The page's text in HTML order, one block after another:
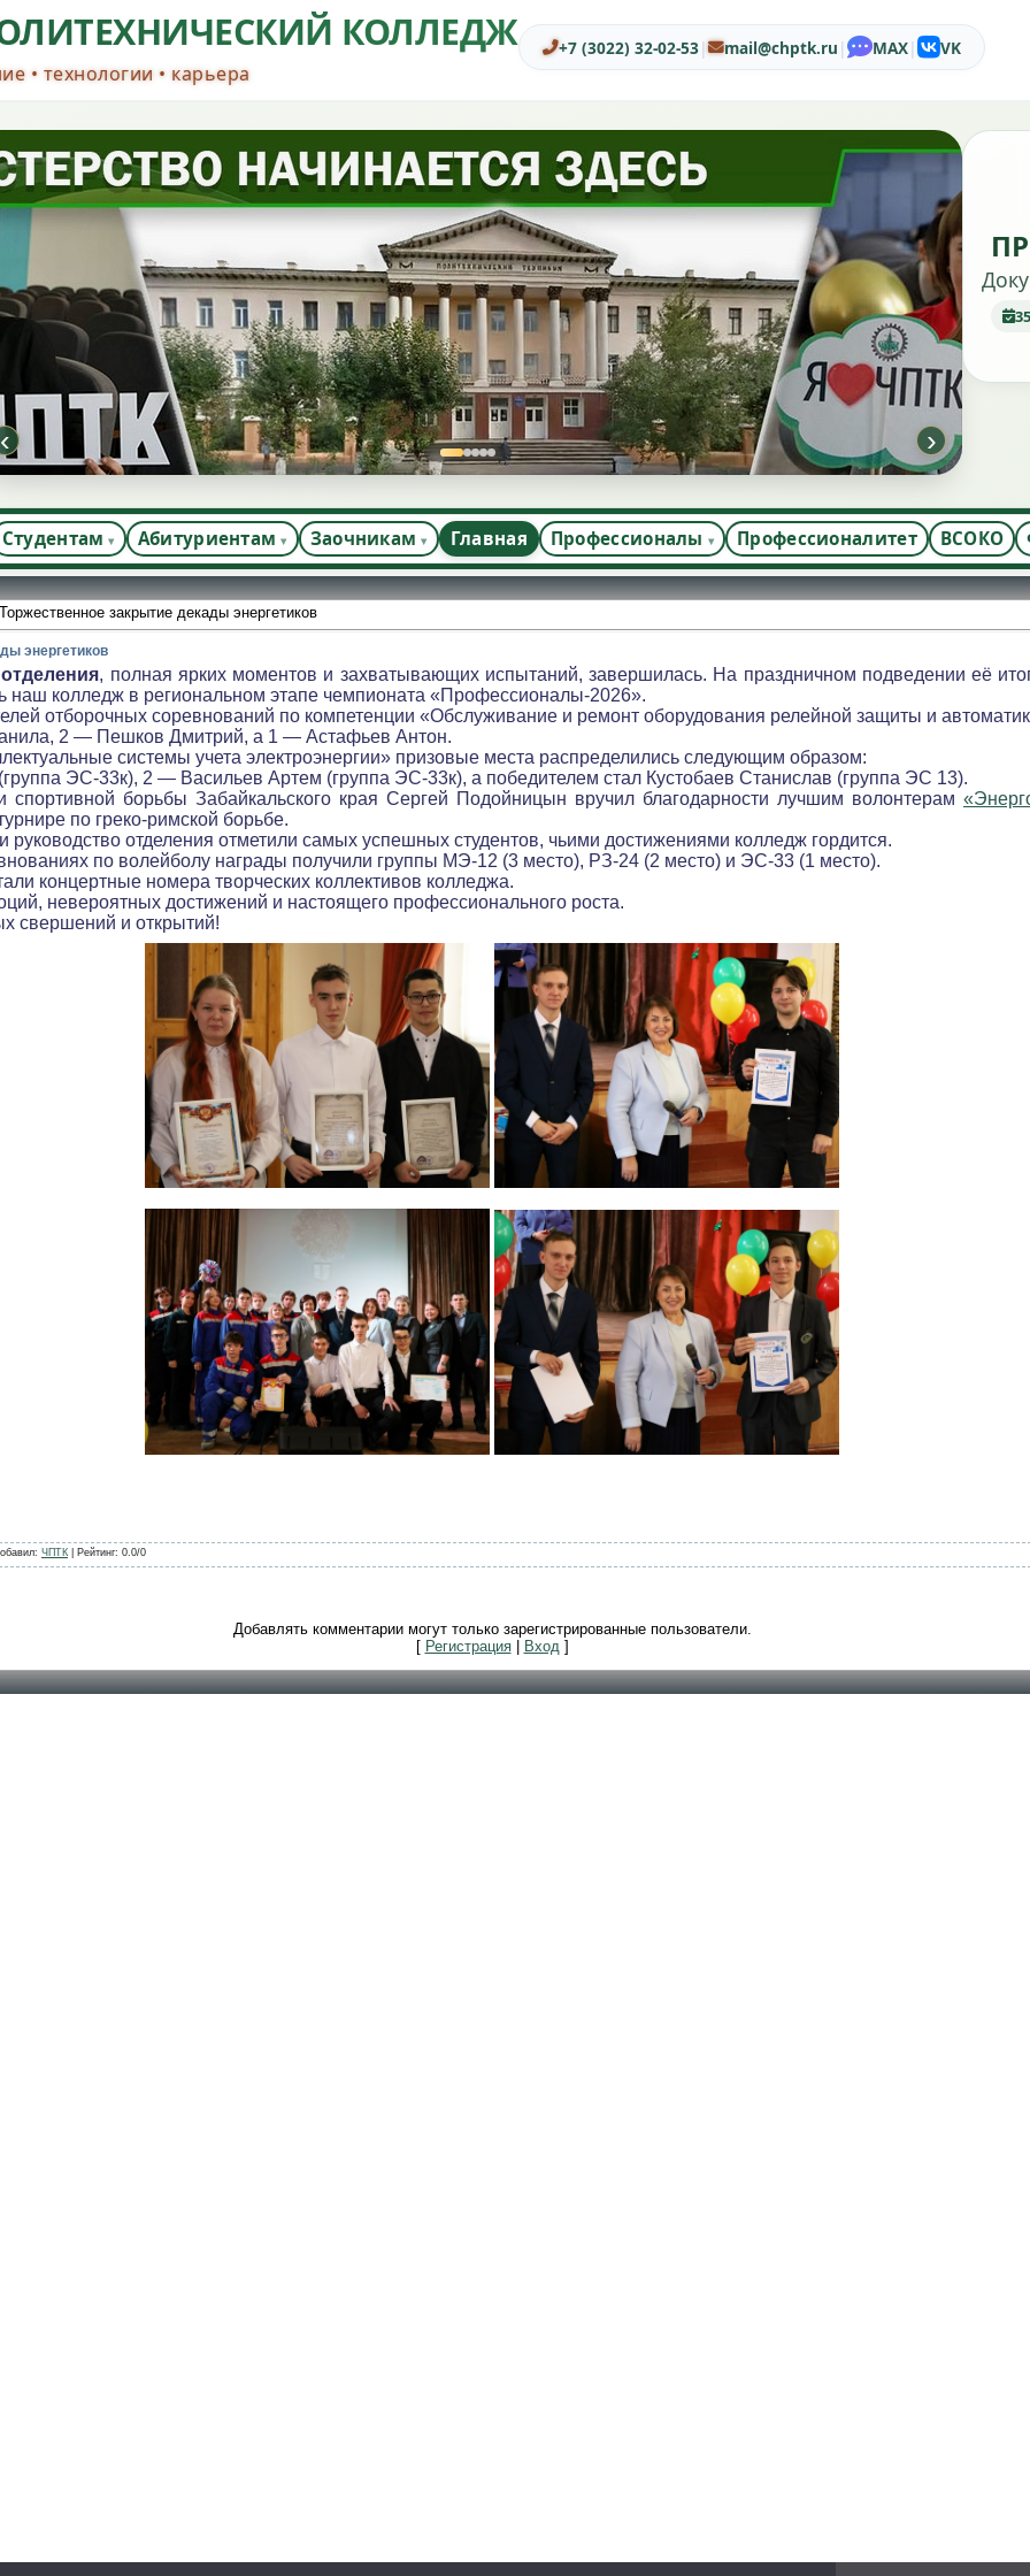
КОЛЛЕДЖ
• технологии • карьера
+7 (3022) 32-02-53| mail@chptk.ru | MAX| VK
‹ ›
Студентам Абитуриентам Заочникам Главная Профессионалы Профессионалитет ВСОКО
закрытие декады энергетиков
энергетиков
, полная ярких моментов и захватывающих испытаний, завершилась. На праздничном подведении её
наш колледж в региональном этапе чемпионата «Профессионалы-2026».
отборочных соревнований по компетенции «Обслуживание и ремонт оборудования релейной защиты и
2 — Пешков Дмитрий, а 1 — Астафьев Антон.
системы учета электроэнергии» призовые места распределились следующим образом:
ЭС-33к), 2 — Васильев Артем (группа ЭС-33к), а победителем стал Кустобаев Станислав (группа ЭС 13).
спортивной борьбы Забайкальского края Сергей Подойницын вручил благодарности лучшим волонтерам
по греко-римской борьбе.
отделения отметили самых успешных студентов, чьими достижениями колледж гордится.
по волейболу награды получили группы МЭ-12 (3 место), РЗ-24 (2 место) и ЭС-33 (1 место).
концертные номера творческих коллективов колледжа.
невероятных достижений и настоящего профессионального роста.
свершений и открытий!
: ЧПТК Рейтинг: 0.0/0
Добавлять комментарии могут только зарегистрированные пользователи.
[ Регистрация| Вход]